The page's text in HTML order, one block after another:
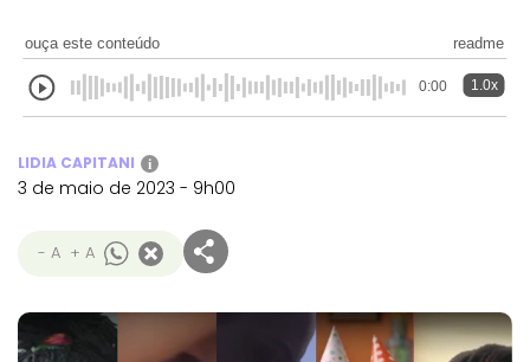
ouça este conteúdo readme
0:00 1.0x
LIDIA CAPITANI i
3 de maio de 2023 - 9h00
- A + A